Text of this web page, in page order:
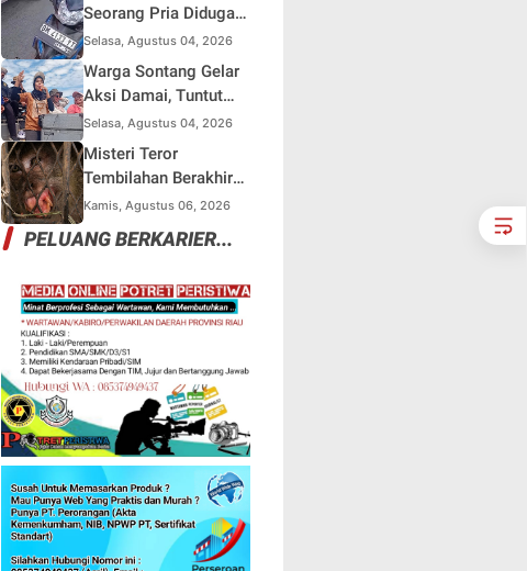
Maksimal Seorang Pria Diduga
Terjun dari Jembatan
Rantau Berangin Kuok,
Sepeda Motor
Ditinggal di Lokasi
Selasa, Agustus 04, 2026
Warga Sontang Gelar
Aksi Damai, Tuntut
Pemprov Riau Segera
Benahi Jalan Sontang-
Duri
Selasa, Agustus 04, 2026
Misteri Teror
Tembilahan Berakhir
di Perangkap Besi,
Pemangsa Lain yang
Kamis, Agustus 06, 2026
PELUANG BERKARIER...